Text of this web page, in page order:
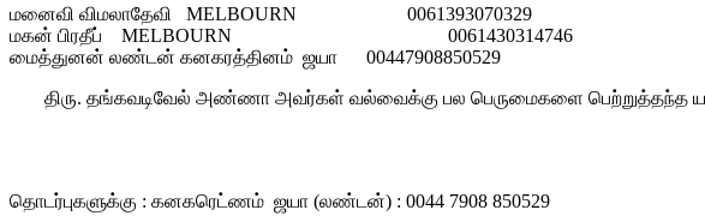
மனைவி விமலாதேவி MELBOURN 0061393070329
மகன் பிரதீப் MELBOURN 0061430314746
மைத்துனன் லண்டன் கனகரத்தினம் ஜயா 00447908850529
திரு. தங்கவடிவேல் அண்ணா அவர்கள் வல்வைக்கு பல பெருமைகளை பெற்றுத்தந்த
தொடர்புகளுக்கு : கனகரெட்ணம் ஜயா (லண்டன்) : 0044 7908 850529